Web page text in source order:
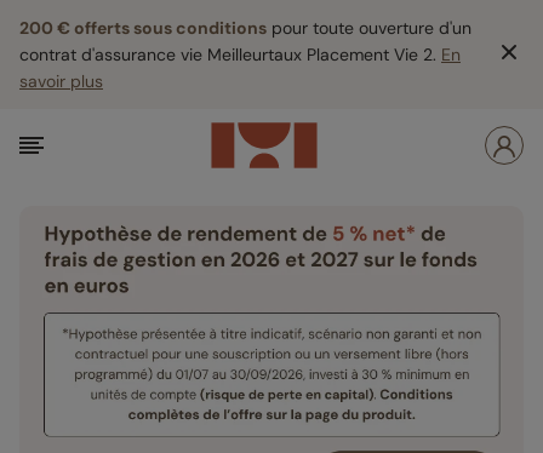
200 € offerts sous conditions pour toute ouverture d'un
contrat d'assurance vie Meilleurtaux Placement Vie 2. En
savoir plus